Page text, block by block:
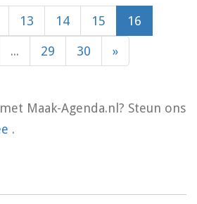
13 14 15 16
... 29 30 »
Maak-Agenda.nl? Steun ons
.